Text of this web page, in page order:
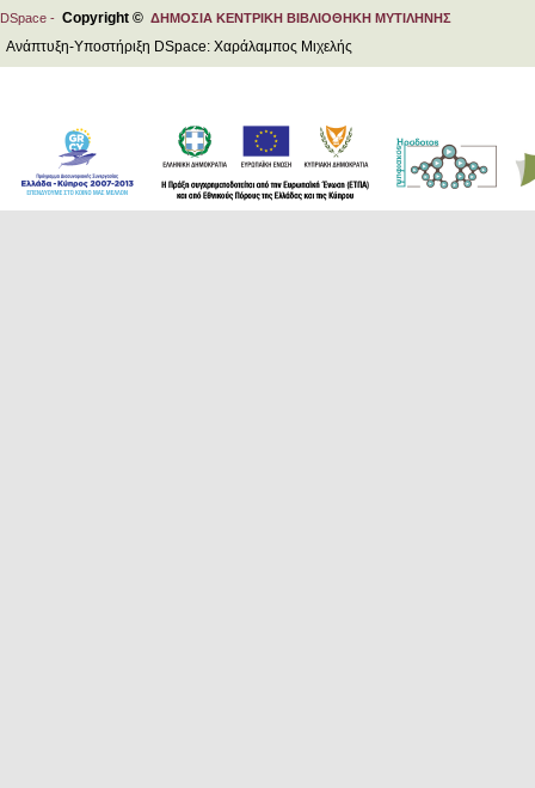
DSpace - Copyright © ΔΗΜΟΣΙΑ ΚΕΝΤΡΙΚΗ ΒΙΒΛΙΟΘΗΚΗ ΜΥΤΙΛΗΝΗΣ
Ανάπτυξη-Υποστήριξη DSpace: Χαράλαμπος Μιχελής